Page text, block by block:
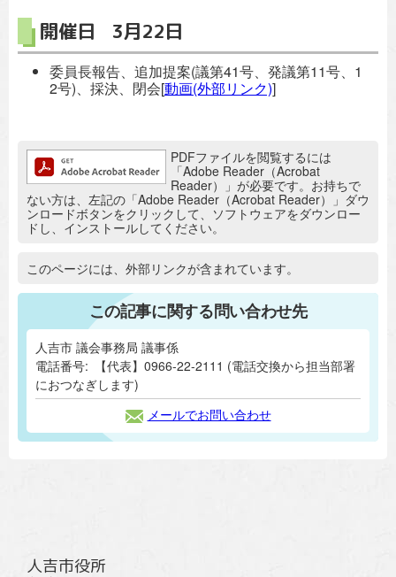
開催日 3月22日
委員長報告、追加提案(議第41号、発議第11号、1
2号)、採決、閉会[動画(外部リンク)]
追加情報：PDFファイルPDFファイルを閲覧するには
「Adobe Reader（Acrobat
Reader）」が必要です。お持ちで
ない方は、左記の「Adobe Reader（Acrobat Reader）」ダウ
ンロードボタンをクリックして、ソフトウェアをダウンロー
ドし、インストールしてください。
追加情報：外部リンク
このページには、外部リンクが含まれています。
この記事に関する問い合わせ先
人吉市 議会事務局 議事係
電話番号:
【代表】0966-22-2111 (電話交換から担当部署
におつなぎします)
メールでお問い合わせ
人吉市役所